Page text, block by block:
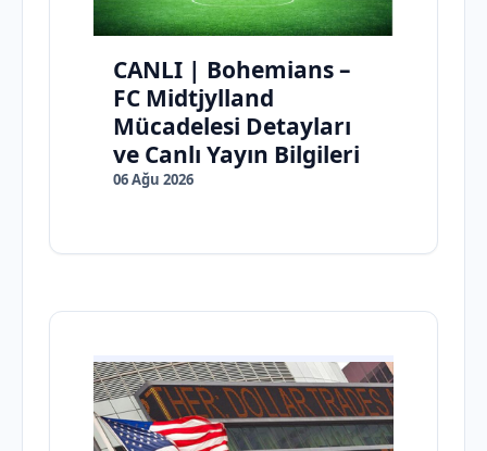
CANLI | Bohemians –
FC Midtjylland
Mücadelesi Detayları
ve Canlı Yayın Bilgileri
06 Ağu 2026